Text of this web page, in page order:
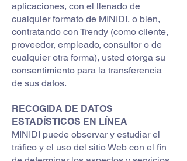
aplicaciones, con el llenado de
cualquier formato de MINIDI, o bien,
contratando con Trendy (como cliente,
proveedor, empleado, consultor o de
cualquier otra forma), usted otorga su
consentimiento para la transferencia
de sus datos.
RECOGIDA DE DATOS
ESTADÍSTICOS EN LÍNEA
MINIDI puede observar y estudiar el
tráfico y el uso del sitio Web con el fin